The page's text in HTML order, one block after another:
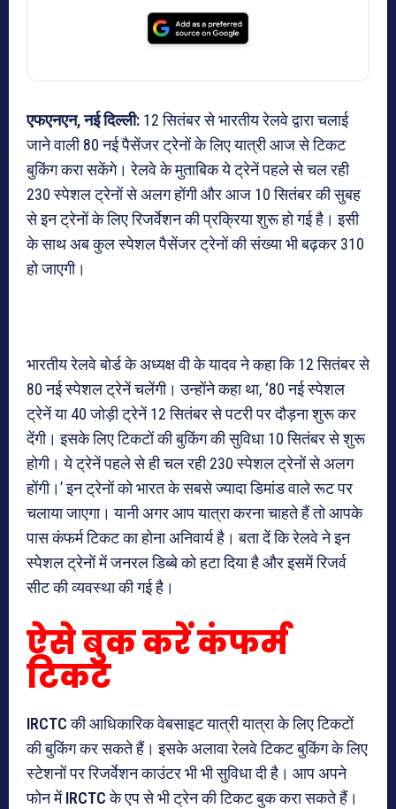
एफएनएन, नई दिल्ली: 12 सितंबर से भारतीय रेलवे द्वारा चलाई
जाने वाली 80 नई पैसेंजर ट्रेनों के लिए यात्री आज से टिकट
बुकिंग करा सकेंगे। रेलवे के मुताबिक ये ट्रेनें पहले से चल रही
230 स्पेशल ट्रेनों से अलग होंगी और आज 10 सितंबर की सुबह
से इन ट्रेनों के लिए रिजर्वेशन की प्रक्रिया शुरू हो गई है। इसी
के साथ अब कुल स्पेशल पैसेंजर ट्रेनों की संख्या भी बढ़कर 310
हो जाएगी।
भारतीय रेलवे बोर्ड के अध्यक्ष वी के यादव ने कहा कि 12 सितंबर से
80 नई स्पेशल ट्रेनें चलेंगी। उन्होंने कहा था, ‘80 नई स्पेशल
ट्रेनें या 40 जोड़ी ट्रेनें 12 सितंबर से पटरी पर दौड़ना शुरू कर
देंगी। इसके लिए टिकटों की बुकिंग की सुविधा 10 सितंबर से शुरू
होगी। ये ट्रेनें पहले से ही चल रही 230 स्पेशल ट्रेनों से अलग
होंगी।’ इन ट्रेनों को भारत के सबसे ज्यादा डिमांड वाले रूट पर
चलाया जाएगा। यानी अगर आप यात्रा करना चाहते हैं तो आपके
पास कंफर्म टिकट का होना अनिवार्य है। बता दें कि रेलवे ने इन
स्पेशल ट्रेनों में जनरल डिब्बे को हटा दिया है और इसमें रिजर्व
सीट की व्यवस्था की गई है।
ऐसे बुक करें कंफर्म
टिकट
IRCTCकी आधिकारिक वेबसाइट यात्री यात्रा के लिए टिकटों
की बुकिंग कर सकते हैं। इसके अलावा रेलवे टिकट बुकिंग के लिए
स्टेशनों पर रिजर्वेशन काउंटर भी भी सुविधा दी है। आप अपने
फोन मेंIRCTCके एप से भी ट्रेन की टिकट बुक करा सकते हैं।